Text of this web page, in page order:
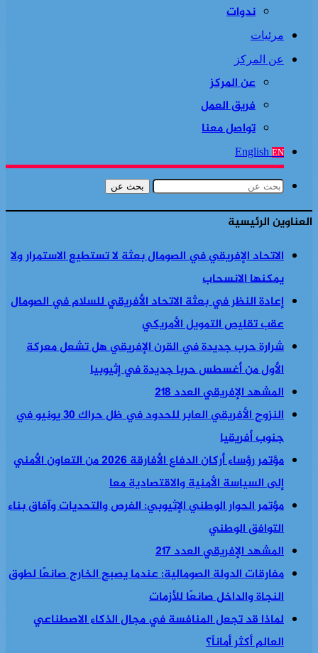
ندوات
مرئيات
عن المركز
عن المركز
فريق العمل
تواصل معنا
English EN
بحث عن
العناوين الرئيسية
الاتحاد الإفريقي في الصومال بعثة لا تستطيع الاستمرار ولا
يمكنها الانسحاب
إعادة النظر في بعثة الاتحاد الأفريقي للسلام في الصومال
عقب تقليص التمويل الأمريكي
شرارة حرب جديدة في القرن الإفريقي هل تشعل معركة
الأول من أغسطس حربا جديدة في إثيوبيا
المشهد الإفريقي العدد 218
النزوح الأفريقي العابر للحدود في ظل حراك 30 يونيو في
جنوب أفريقيا
مؤتمر رؤساء أركان الدفاع الأفارقة 2026 من التعاون الأمني
إلى السياسة الأمنية والاقتصادية معا
مؤتمر الحوار الوطني الإثيوبي: الفرص والتحديات وآفاق بناء
التوافق الوطني
المشهد الإفريقي العدد 217
مفارقات الدولة الصومالية: عندما يصبح الخارج صانعًا لطوق
النجاة والداخل صانعًا للأزمات
لماذا قد تجعل المنافسة في مجال الذكاء الاصطناعي
العالم أكثر أماناً؟